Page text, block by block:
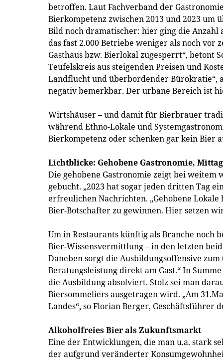
betroffen. Laut Fachverband der
Bierkompetenz zwischen 2013 und 2023 um
Bild noch dramatischer: hier ging die Anzahl
das fast 2.000 Betriebe weniger als noch vor
Gasthaus bzw. Bierlokal zugesperrt“, betont
Teufelskreis aus steigenden Preisen und
Landflucht und überbordender Bürokratie“,
negativ bemerkbar. Der urbane Bereich ist
Wirtshäuser – und damit für Bierbrauer
während Ethno-Lokale und
Bierkompetenz oder schenken gar kein Bier
Lichtblicke: Gehobene Gastronomie,
Die gehobene Gastronomie zeigt bei
gebucht. „2023 hat sogar jeden dritten Tag
erfreulichen Nachrichten. „Gehobene Lokale
Bier-Botschafter zu gewinnen. Hier setzen
Um in Restaurants künftig als Branche noch
Bier-Wissensvermittlung – in den letzten
Daneben sorgt die Ausbildungsoffensive
Beratungsleistung direkt am Gast.“ In
die Ausbildung absolviert. Stolz sei man
Biersommeliers ausgetragen wird. „Am
Landes“, so Florian Berger, Geschäftsführer
Alkoholfreies Bier als Zukunftsmarkt
Eine der Entwicklungen, die man u.a. stark
der aufgrund veränderter